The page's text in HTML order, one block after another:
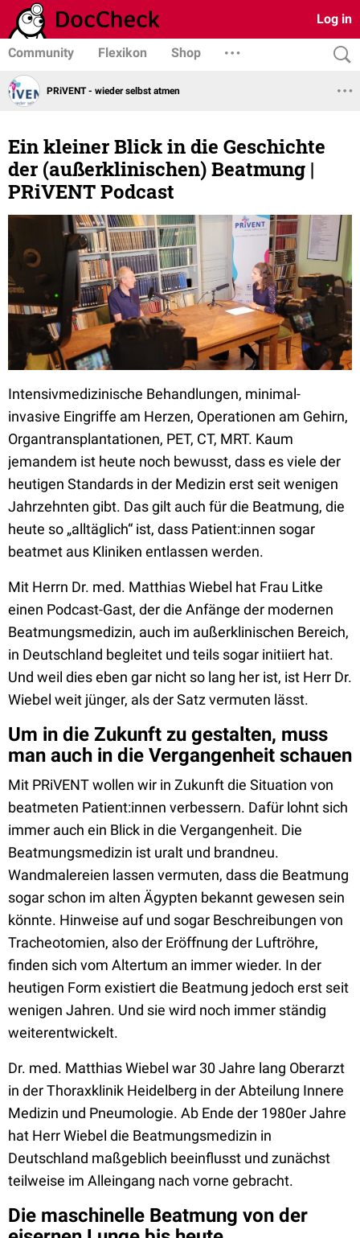
Log in
Community Flexikon Shop
PRiVENT - wieder selbst atmen
Ein kleiner Blick in die Geschichte
der (außerklinischen) Beatmung |
PRiVENT Podcast
Intensivmedizinische Behandlungen, minimal-
invasive Eingriffe am Herzen, Operationen am Gehirn,
Organtransplantationen, PET, CT, MRT. Kaum
jemandem ist heute noch bewusst, dass es viele der
heutigen Standards in der Medizin erst seit wenigen
Jahrzehnten gibt. Das gilt auch für die Beatmung, die
heute so „alltäglich“ ist, dass Patient:innen sogar
beatmet aus Kliniken entlassen werden.
Mit Herrn Dr. med. Matthias Wiebel hat Frau Litke
einen Podcast-Gast, der die Anfänge der modernen
Beatmungsmedizin, auch im außerklinischen Bereich,
in Deutschland begleitet und teils sogar initiiert hat.
Und weil dies eben gar nicht so lang her ist, ist Herr Dr.
Wiebel weit jünger, als der Satz vermuten lässt.
Um in die Zukunft zu gestalten, muss
man auch in die Vergangenheit schauen
Mit PRiVENT wollen wir in Zukunft die Situation von
beatmeten Patient:innen verbessern. Dafür lohnt sich
immer auch ein Blick in die Vergangenheit. Die
Beatmungsmedizin ist uralt und brandneu.
Wandmalereien lassen vermuten, dass die Beatmung
sogar schon im alten Ägypten bekannt gewesen sein
könnte. Hinweise auf und sogar Beschreibungen von
Tracheotomien, also der Eröffnung der Luftröhre,
finden sich vom Altertum an immer wieder. In der
heutigen Form existiert die Beatmung jedoch erst seit
wenigen Jahren. Und sie wird noch immer ständig
weiterentwickelt.
Dr. med. Matthias Wiebel war 30 Jahre lang Oberarzt
in der Thoraxklinik Heidelberg in der Abteilung Innere
Medizin und Pneumologie. Ab Ende der 1980er Jahre
hat Herr Wiebel die Beatmungsmedizin in
Deutschland maßgeblich beeinflusst und zunächst
teilweise im Alleingang nach vorne gebracht.
Die maschinelle Beatmung von der